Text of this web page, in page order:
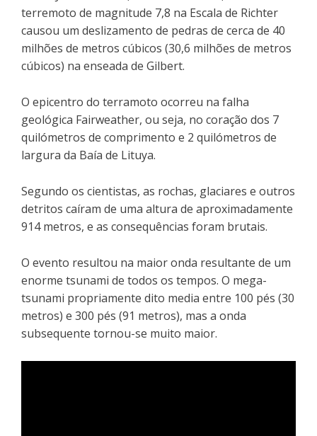
terremoto de magnitude 7,8 na Escala de Richter
causou um deslizamento de pedras de cerca de 40
milhões de metros cúbicos (30,6 milhões de metros
cúbicos) na enseada de Gilbert.
O epicentro do terramoto ocorreu na falha
geológica Fairweather, ou seja, no coração dos 7
quilómetros de comprimento e 2 quilómetros de
largura da Baía de Lituya.
Segundo os cientistas, as rochas, glaciares e outros
detritos caíram de uma altura de aproximadamente
914 metros, e as consequências foram brutais.
O evento resultou na maior onda resultante de um
enorme tsunami de todos os tempos. O mega-
tsunami propriamente dito media entre 100 pés (30
metros) e 300 pés (91 metros), mas a onda
subsequente tornou-se muito maior.